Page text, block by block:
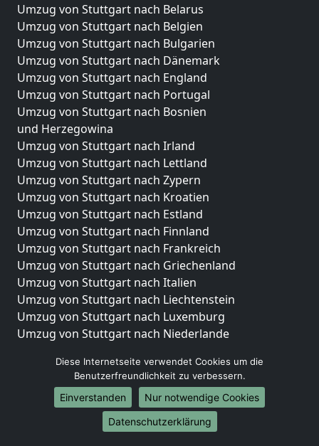
Umzug von Stuttgart nach Belarus
Umzug von Stuttgart nach Belgien
Umzug von Stuttgart nach Bulgarien
Umzug von Stuttgart nach Dänemark
Umzug von Stuttgart nach England
Umzug von Stuttgart nach Portugal
Umzug von Stuttgart nach Bosnien
und Herzegowina
Umzug von Stuttgart nach Irland
Umzug von Stuttgart nach Lettland
Umzug von Stuttgart nach Zypern
Umzug von Stuttgart nach Kroatien
Umzug von Stuttgart nach Estland
Umzug von Stuttgart nach Finnland
Umzug von Stuttgart nach Frankreich
Umzug von Stuttgart nach Griechenland
Umzug von Stuttgart nach Italien
Umzug von Stuttgart nach Liechtenstein
Umzug von Stuttgart nach Luxemburg
Umzug von Stuttgart nach Niederlande
Umzüge-Deutschlandweit
Umzug von Stuttgart nach Berlin
Umzug von Stuttgart nach Hamburg
Umzug von Stuttgart nach München
Diese Internetseite verwendet Cookies um die
Benutzerfreundlichkeit zu verbessern.
Einverstanden
Nur notwendige Cookies
Datenschutzerklärung